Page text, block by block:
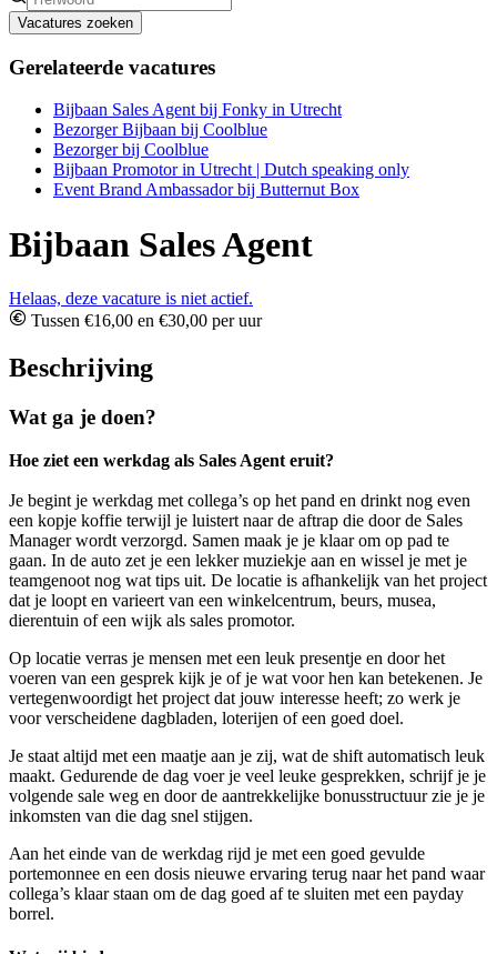
Vacatures zoeken
Gerelateerde vacatures
Bijbaan Sales Agent bij Fonky in Utrecht
Bezorger Bijbaan bij Coolblue
Bezorger bij Coolblue
Bijbaan Promotor in Utrecht | Dutch speaking only
Event Brand Ambassador bij Butternut Box
Bijbaan Sales Agent
Helaas, deze vacature is niet actief.
Tussen €16,00 en €30,00 per uur
Beschrijving
Wat ga je doen?
Hoe ziet een werkdag als Sales Agent eruit?
Je begint je werkdag met collega’s op het pand en drinkt nog even
een kopje koffie terwijl je luistert naar de aftrap die door de Sales
Manager wordt verzorgd. Samen maak je je klaar om op pad te
gaan. In de auto zet je een lekker muziekje aan en wissel je met je
teamgenoot nog wat tips uit. De locatie is afhankelijk van het project
dat je loopt en varieert van een winkelcentrum, beurs, musea,
dierentuin of een wijk als sales promotor.
Op locatie verras je mensen met een leuk presentje en door het
voeren van een gesprek kijk je of je wat voor hen kan betekenen. Je
vertegenwoordigt het project dat jouw interesse heeft; zo werk je
voor verscheidene dagbladen, loterijen of een goed doel.
Je staat altijd met een maatje aan je zij, wat de shift automatisch leuk
maakt. Gedurende de dag voer je veel leuke gesprekken, schrijf je je
volgende sale weg en door de aantrekkelijke bonusstructuur zie je je
inkomsten van die dag snel stijgen.
Aan het einde van de werkdag rijd je met een goed gevulde
portemonnee en een dosis nieuwe ervaring terug naar het pand waar
collega’s klaar staan om de dag goed af te sluiten met een payday
borrel.